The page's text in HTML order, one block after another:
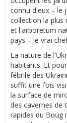
connu d'eux – le
collection la plus
et l'arboretum
pays – le vrai
La nature de
habitants. Et
fébrile des
suffit une fois
la surface de
des cavernes de
rapides du Boug